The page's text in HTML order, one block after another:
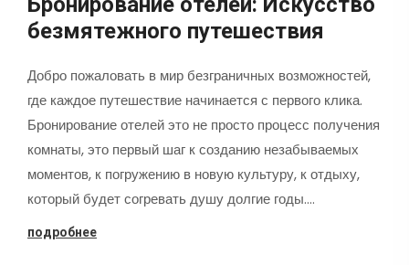
безмятежного путешествия
Добро пожаловать в мир безграничных возможностей,
где каждое путешествие начинается с первого клика.
Бронирование отелей это не просто процесс получения
комнаты, это первый шаг к созданию незабываемых
моментов, к погружению в новую культуру, к отдыху,
который будет согревать душу долгие годы.…
подробнее